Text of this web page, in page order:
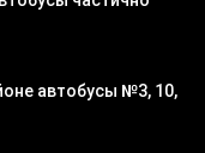
автобусы №3, 10,